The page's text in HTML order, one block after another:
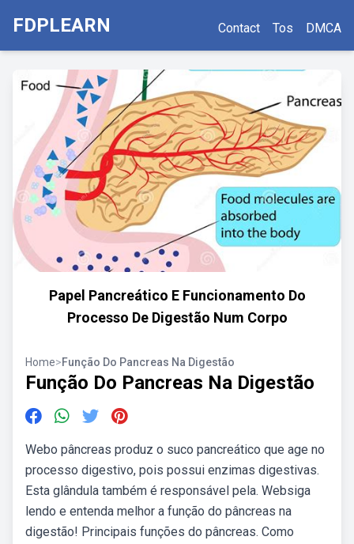
FDPLEARN Contact Tos DMCA
Papel Pancreático E Funcionamento Do
Processo De Digestão Num Corpo
Home>Função Do Pancreas Na Digestão
Função Do Pancreas Na Digestão
Webo pâncreas produz o suco pancreático que age no
processo digestivo, pois possui enzimas digestivas.
Esta glândula também é responsável pela. Websiga
lendo e entenda melhor a função do pâncreas na
digestão! Principais funções do pâncreas. Como